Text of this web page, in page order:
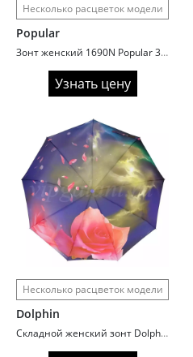
Несколько расцветок модели
Popular
Зонт женский 1690N Popular 3 сл с/а сатин
Узнать цену
Несколько расцветок модели
Dolphin
Складной женский зонт Dolphin 109 роза